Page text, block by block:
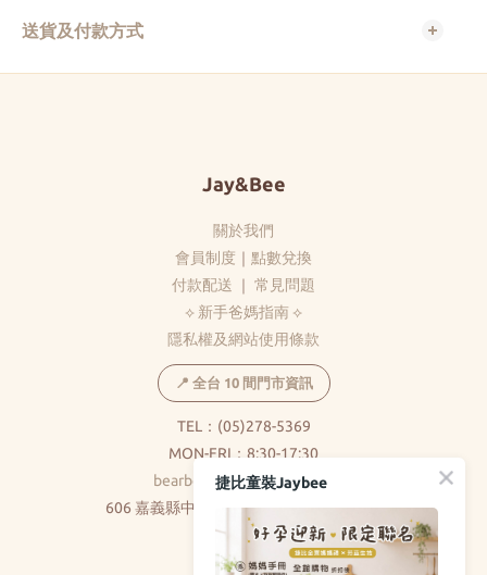
送貨及付款方式
Jay&Bee
關於我們
會員制度 ｜ 點數兌換
付款配送 ｜ 常見問題
⟡ 新手爸媽指南 ⟡
隱私權及網站使用條款
📍 全台 10 間門市資訊
TEL：(05)278-5369
MON-FRI：8:30-17:30
bearbear0520@gmail.com
606 嘉義縣中埔鄉和美村大義路326巷5號
( 不對外開放 )
捷比童裝Jaybee